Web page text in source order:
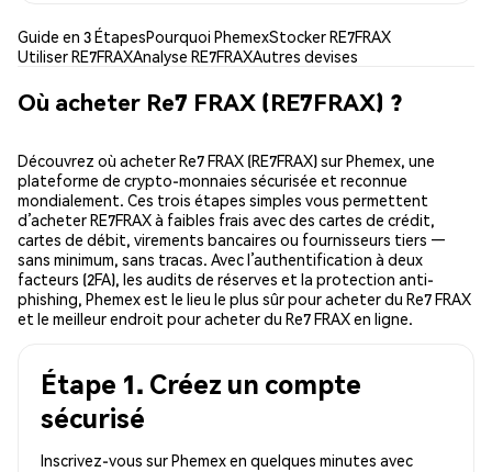
Guide en 3 ÉtapesPourquoi PhemexStocker RE7FRAX
Utiliser RE7FRAXAnalyse RE7FRAXAutres devises
Où acheter Re7 FRAX (RE7FRAX) ?
Découvrez où acheter Re7 FRAX (RE7FRAX) sur Phemex, une
plateforme de crypto-monnaies sécurisée et reconnue
mondialement. Ces trois étapes simples vous permettent
d’acheter RE7FRAX à faibles frais avec des cartes de crédit,
cartes de débit, virements bancaires ou fournisseurs tiers —
sans minimum, sans tracas. Avec l’authentification à deux
facteurs (2FA), les audits de réserves et la protection anti-
phishing, Phemex est le lieu le plus sûr pour acheter du Re7 FRAX
et le meilleur endroit pour acheter du Re7 FRAX en ligne.
Étape 1. Créez un compte
sécurisé
Inscrivez-vous sur Phemex en quelques minutes avec